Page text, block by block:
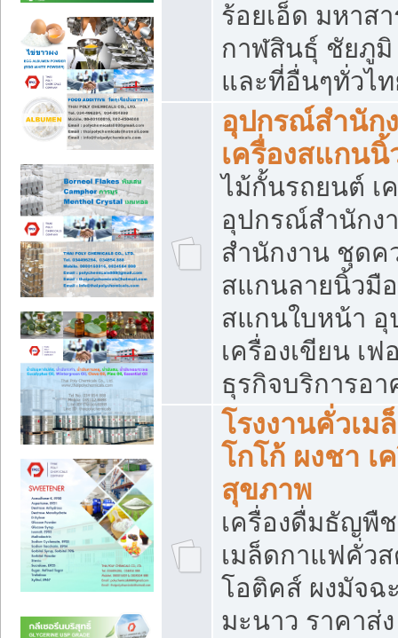
ร้อยเอ็ด มหาส
กาฬสินธุ์ ชัยภู
และที่อื่นๆทั่วไ
อุปกรณ์สำนัก
เครื่องสแกนนิ้
ไม้กั้นรถยนต์ เ
อุปกรณ์สำนักง
สำนักงาน ชุดค
สแกนลายนิ้วมื
สแกนใบหน้า
เครื่องเขียน เ
ธุรกิจบริการอ
โรงงานคั่วเม
โกโก้ ผงชา เ
สุขภาพ
เครื่องดื่มธัญพื
เมล็ดกาแฟคั่ว
โอติคส์ ผงมัจฉ
มะนาว ราคาส่